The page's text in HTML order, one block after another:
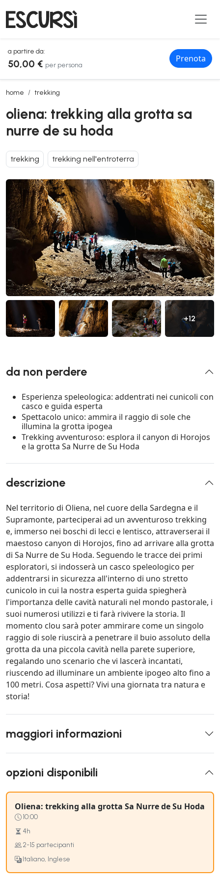
a partire da:
50,00 € per persona
Prenota
home trekking
oliena: trekking alla grotta sa nurre de su hoda
oliena: trekking alla grotta sa
nurre de su hoda
trekking trekking nell'entroterra
+12
da non perdere
Esperienza speleologica: addentrati nei cunicoli con
casco e guida esperta
Spettacolo unico: ammira il raggio di sole che
illumina la grotta ipogea
Trekking avventuroso: esplora il canyon di Horojos
e la grotta Sa Nurre de Su Hoda
descrizione
Nel territorio di Oliena, nel cuore della Sardegna e il
Supramonte, parteciperai ad un avventuroso trekking
e, immerso nei boschi di lecci e lentisco, attraverserai il
maestoso canyon di Horojos, fino ad arrivare alla grotta
di Sa Nurre de Su Hoda. Seguendo le tracce dei primi
esploratori, si indosserà un casco speleologico per
addentrarsi in sicurezza all'interno di uno stretto
cunicolo in cui la nostra esperta guida spiegherà
l'importanza delle cavità naturali nel mondo pastorale, i
suoi numerosi utilizzi e ti farà rivivere la storia. Il
momento clou sarà poter ammirare come un singolo
raggio di sole riuscirà a penetrare il buio assoluto della
grotta da una piccola cavità nella parete superiore,
regalando uno scenario che vi lascerà incantati,
riuscendo ad illuminare un ambiente ipogeo alto fino a
100 metri. Cosa aspetti? Vivi una giornata tra natura e
storia!
maggiori informazioni
opzioni disponibili
Oliena: trekking alla grotta Sa Nurre de Su Hoda
10:00
4h
2-15 partecipanti
Italiano, Inglese